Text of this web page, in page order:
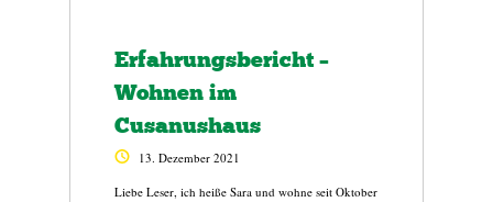
Erfahrungsbericht –
Wohnen im
Cusanushaus
13. Dezember 2021
Liebe Leser, ich heiße Sara und wohne seit Oktober